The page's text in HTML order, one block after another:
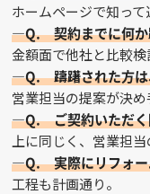
ホームページで知って
—Q. 契約までに何か
金額面で他社と比較検
—Q. 躊躇された方は
営業担当の提案が決め
—Q. ご契約いただく
上に同じく、営業担当
—Q. 実際にリフォー
工程も計画通り。